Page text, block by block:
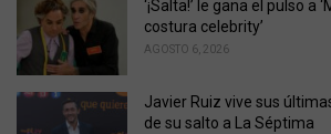
‘¡Salta!’ le gana el pulso a
costura celebrity’
AGOSTO 6, 2026
Javier Ruiz vive sus
de su salto a La Séptima